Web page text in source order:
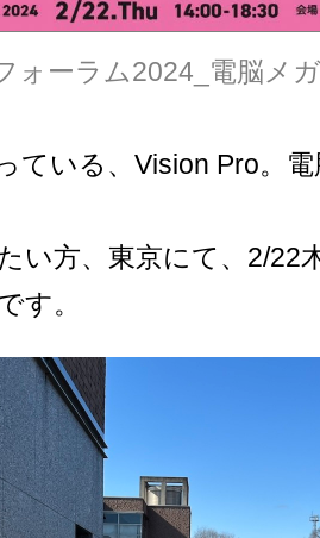
ォーラム2024_電脳メ
ている、Vision Pro。
い方、東京にて、2/22
す。